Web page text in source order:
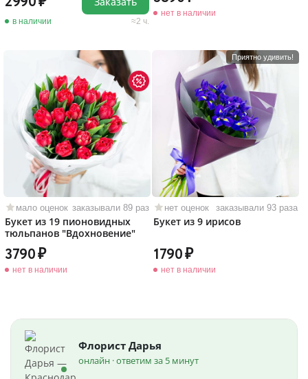
в наличии 2 ч.
нет в наличии
мало оценок заказывали 89 раз
Букет из 19 пионовидных
тюльпанов "Вдохновение"
3790
нет в наличии
Приятно удивить!
нет оценок заказывали 93 раза
Букет из 9 ирисов
1790
нет в наличии
Флорист Дарья
онлайн · ответим за 5 минут